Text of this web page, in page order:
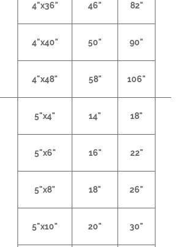
4"x36" 46" 82"
4"x40" 50" 90"
4"x48" 58" 106"
5"x4" 14" 18"
5"x6" 16" 22"
5"x8" 18" 26"
5"x10" 20" 30"